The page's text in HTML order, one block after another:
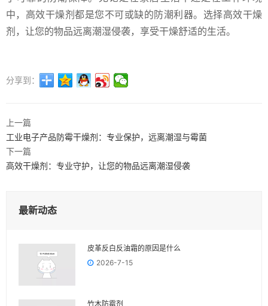
中，高效干燥剂都是您不可或缺的防潮利器。选择高效干燥
剂，让您的物品远离潮湿侵袭，享受干燥舒适的生活。
分享到：
上一篇
工业电子产品防霉干燥剂：专业保护，远离潮湿与霉菌
下一篇
高效干燥剂：专业守护，让您的物品远离潮湿侵袭
最新动态
皮革反白反油霜的原因是什么
2026-7-15
竹木防霉剂